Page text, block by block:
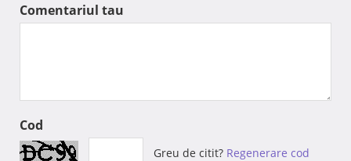
Comentariul tau
Cod
Greu de citit? Regenerare cod